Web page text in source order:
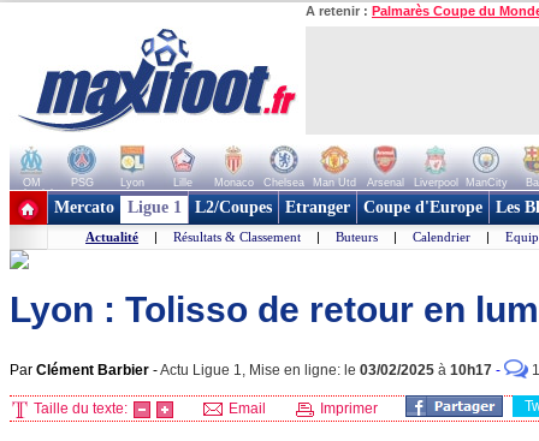
A retenir : Palmarès Coupe du
OM PSG Lyon Lille Monaco Chelsea Man Utd Arsenal Liverpool ManCity
+ de clubs
Mercato Ligue 1 L2/Coupes Etranger Coupe d'Europe Les
Actualité | Résultats & Classement | Buteurs | Calendrier |
Lyon : Tolisso de retour en
Par Clément Barbier -Actu Ligue 1, Mise en ligne: le 03/02/2025 à 10h17 - 1
Taille du texte: Email Imprimer